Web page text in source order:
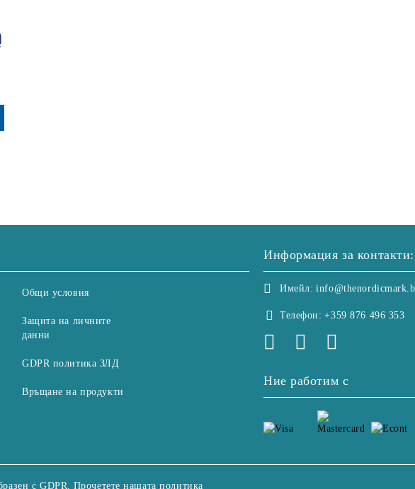
Общи условия
Защита на личните
данни
GDPR политика ЗЛД
Връщане на продукти
Информация за контакти:
Имейл:
Телефон: +359 876 496 353
Ние работим с
с GDPR. Прочетете нашата политика